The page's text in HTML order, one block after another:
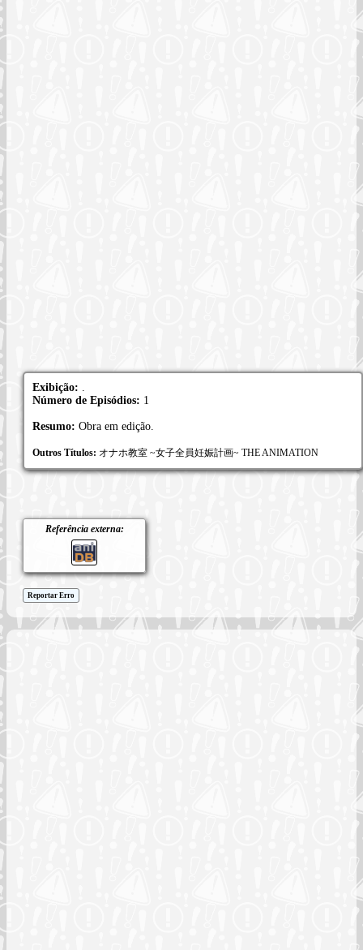
Exibição:
Número de Episódios: 1
Resumo: Obra em edição.
Outros Títulos: オナホ教室 ~女子全員妊娠計画~ THE ANIMATION
Referência externa:
Reportar Erro